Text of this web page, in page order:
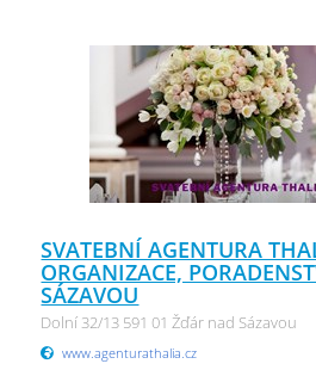
SVATEBNÍ AGENTURA
ORGANIZACE,
SÁZAVOU
Dolní 32/13 591 01 Žďár nad Sázavou
www.agenturathalia.cz